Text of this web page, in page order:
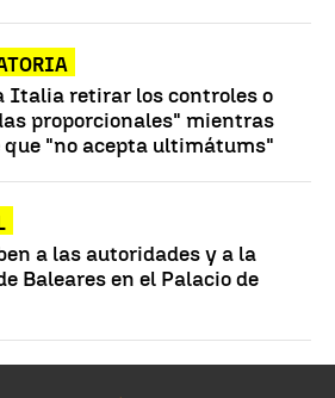
Italia retirar los controles o
proporcionales" mientras
que "no acepta ultimátums"
a las autoridades y a la
Baleares en el Palacio de